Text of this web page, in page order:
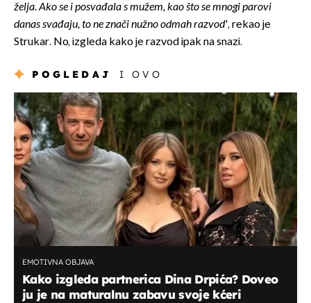
želja. Ako se i posvađala s mužem, kao što se mnogi parovi
danas svađaju, to ne znači nužno odmah razvod', rekao je
Strukar. No, izgleda kako je razvod ipak na snazi.
POGLEDAJ I OVO
EMOTIVNA OBJAVA
Kako izgleda partnerica Dina Drpića? Doveo
ju je na maturalnu zabavu svoje kćeri